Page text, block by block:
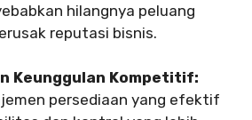
hilangnya peluang
reputasi bisnis.
Keunggulan Kompetitif:
persediaan yang efektif